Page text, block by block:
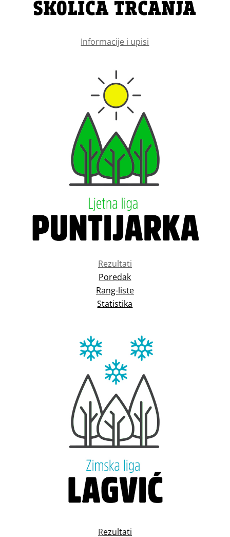
Informacije i upisi
Rezultati
Poredak
Rang-liste
Statistika
Rezultati